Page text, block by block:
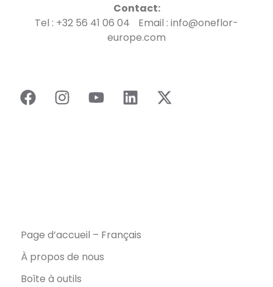
Contact:
Tel : +32 56 41 06 04 Email : info@oneflor-
europe.com
Page d’accueil – Français
À propos de nous
Boîte à outils